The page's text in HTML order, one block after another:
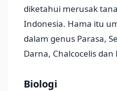
diketahui merusak
Indonesia. Hama itu
dalam genus Parasa,
Darna, Chalcocelis dan
Biologi